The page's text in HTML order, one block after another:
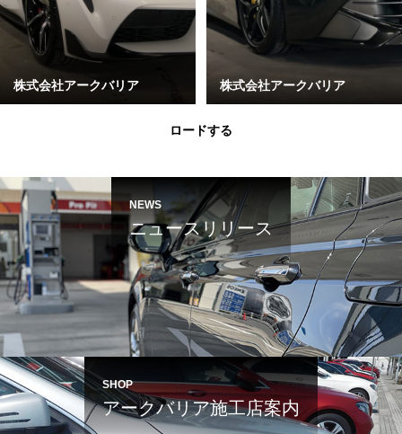
株式会社アークバリア 株式会社アークバリア
ロードする
NEWS
ニュースリリース
SHOP
アークバリア施工店案内